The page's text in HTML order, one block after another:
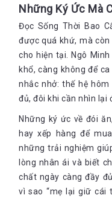
Những Ký Ức Mà
Đọc Sống Thời Bao
được quá khứ, mà
cho hiện tại. Ngô
khổ, càng không để
nhắc nhở: thế hệ
đủ, đôi khi cần nhìn lại
Những ký ức về đói
hay xếp hàng để
những trải nghiệm
lòng nhân ái và biết
chất ngày càng đầy
vì sao “mẹ lại giữ cái